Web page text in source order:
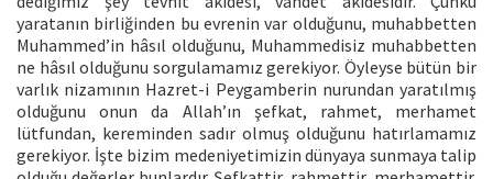
yaratanın birliğinden bu evrenin var olduğunu, muhabbetten
Muhammed’in hâsıl olduğunu, Muhammedisiz muhabbetten
ne hâsıl olduğunu sorgulamamız gerekiyor. Öyleyse bütün bir
varlık nizamının Hazret-i Peygamberin nurundan yaratılmış
olduğunu onun da Allah’ın şefkat, rahmet, merhamet
lütfundan, kereminden sadır olmuş olduğunu hatırlamamız
gerekiyor. İşte bizim medeniyetimizin dünyaya sunmaya talip